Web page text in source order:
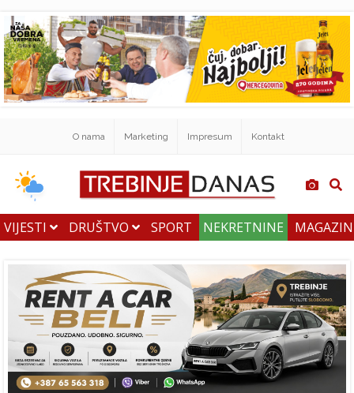
O nama Marketing Impresum Kontakt
VIJESTI DRUŠTVO SPORT NEKRETNINE